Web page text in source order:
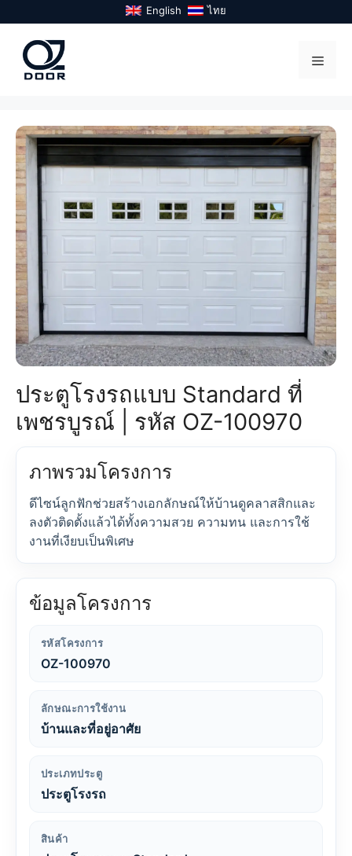
to
content
English ไทย
ประตูโรงรถแบบ Standard ที่
เพชรบูรณ์ | รหัส OZ-100970
ภาพรวมโครงการ
ดีไซน์ลูกฟักช่วยสร้างเอกลักษณ์ให้บ้านดูคลาสสิกและ
ลงตัวติดตั้งแล้วได้ทั้งความสวย ความทน และการใช้
งานที่เงียบเป็นพิเศษ
ข้อมูลโครงการ
รหัสโครงการ
OZ-100970
ลักษณะการใช้งาน
บ้านและที่อยู่อาศัย
ประเภทประตู
ประตูโรงรถ
สินค้า